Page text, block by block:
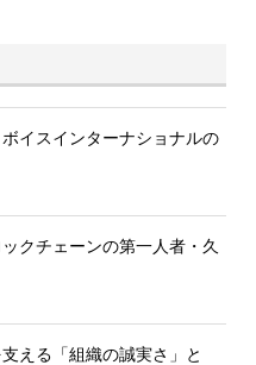
イスインターナショナルの
クチェーンの第一人者・久
える「組織の誠実さ」と